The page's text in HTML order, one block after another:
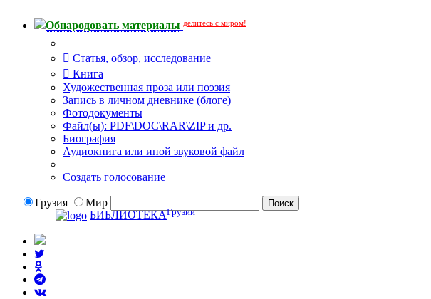
Обнародовать материалы делитесь с миром!
Статья, обзор, исследование
Книга
Художественная проза или поэзия
Запись в личном дневнике (блоге)
Фотодокументы
Файл(ы): PDF\DOC\RAR\ZIP и др.
Биография
Аудиокнига или иной звуковой файл
Создать голосование
Грузия
Мир
БИБЛИОТЕКАГрузии